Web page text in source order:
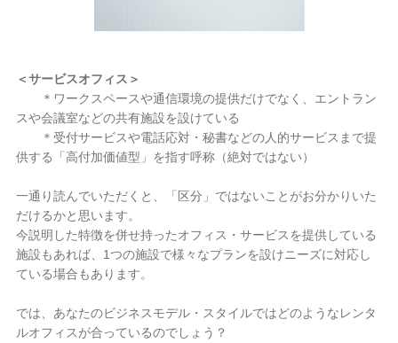
＜サービスオフィス＞
＊ワークスペースや通信環境の提供だけでなく、エントラン
スや会議室などの共有施設を設けている
＊受付サービスや電話応対・秘書などの人的サービスまで提
供する「高付加価値型」を指す呼称（絶対ではない）
一通り読んでいただくと、「区分」ではないことがお分かりいた
だけるかと思います。
今説明した特徴を併せ持ったオフィス・サービスを提供している
施設もあれば、1つの施設で様々なプランを設けニーズに対応し
ている場合もあります。
では、あなたのビジネスモデル・スタイルではどのようなレンタ
ルオフィスが合っているのでしょう？